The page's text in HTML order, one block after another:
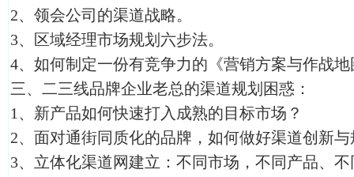
2、领会公司的渠道战略。
3、区域经理市场规划六步法。
4、如何制定一份有竞争力的《营销方案与作战
三、二三线品牌企业老总的渠道规划困惑：
1、新产品如何快速打入成熟的目标市场？
2、面对通街同质化的品牌，如何做好渠道创新
3、立体化渠道网建立：不同市场，不同产品、